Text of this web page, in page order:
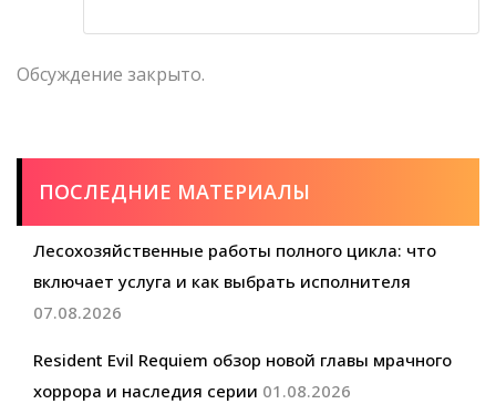
Обсуждение закрыто.
ПОСЛЕДНИЕ МАТЕРИАЛЫ
Лесохозяйственные работы полного цикла: что
включает услуга и как выбрать исполнителя
07.08.2026
Resident Evil Requiem обзор новой главы мрачного
хоррора и наследия серии 01.08.2026